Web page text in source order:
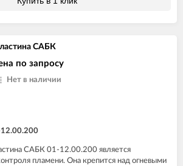
САБК
по запросу
Нет в наличии
САБК 01-12.00.200 является
пламени. Она крепится над огневыми